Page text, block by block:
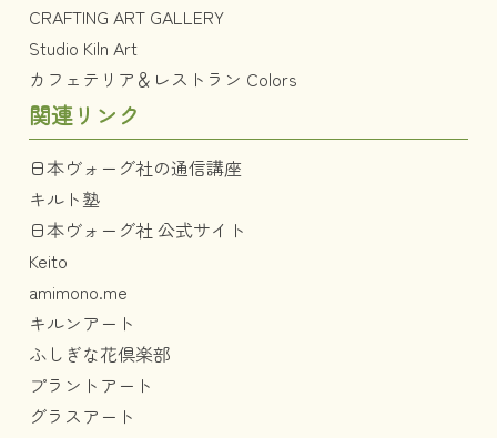
CRAFTING ART GALLERY
Studio Kiln Art
カフェテリア＆レストラン Colors
関連リンク
日本ヴォーグ社の通信講座
キルト塾
日本ヴォーグ社 公式サイト
Keito
amimono.me
キルンアート
ふしぎな花倶楽部
プラントアート
グラスアート